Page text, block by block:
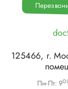
125466, г.
Пн-Пт: 9